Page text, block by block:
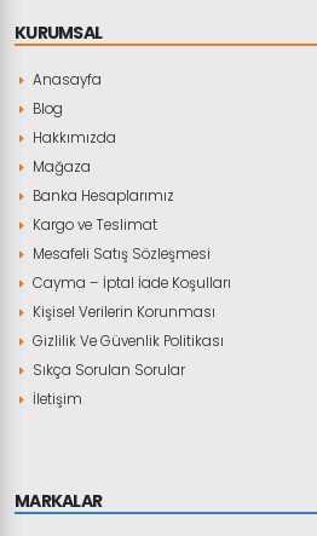
KURUMSAL
Anasayfa
Blog
Hakkımızda
Mağaza
Banka Hesaplarımız
Kargo ve Teslimat
Mesafeli Satış Sözleşmesi
Cayma – İptal İade Koşulları
Kişisel Verilerin Korunması
Gizlilik Ve Güvenlik Politikası
Sıkça Sorulan Sorular
İletişim
MARKALAR